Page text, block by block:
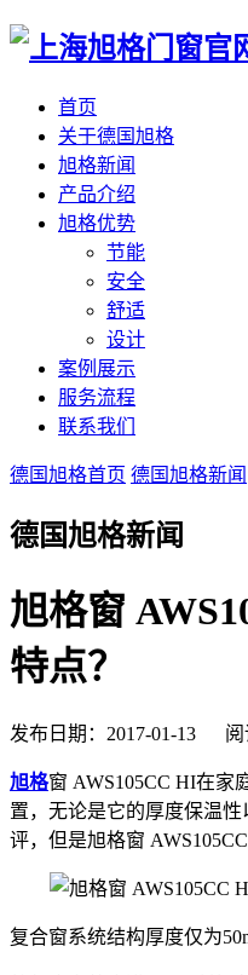
首页
关于德国旭格
旭格新闻
产品介绍
旭格优势
节能
安全
舒适
设计
案例展示
服务流程
联系我们
德国旭格首页 德国旭格新闻
德国旭格新闻
旭格窗
特点？
发布日期：2017-01-13 阅
旭格窗 AWS105CC HI在家
置，无论是它的厚度保温
评，但是旭格窗
复合窗系统结构厚度仅为